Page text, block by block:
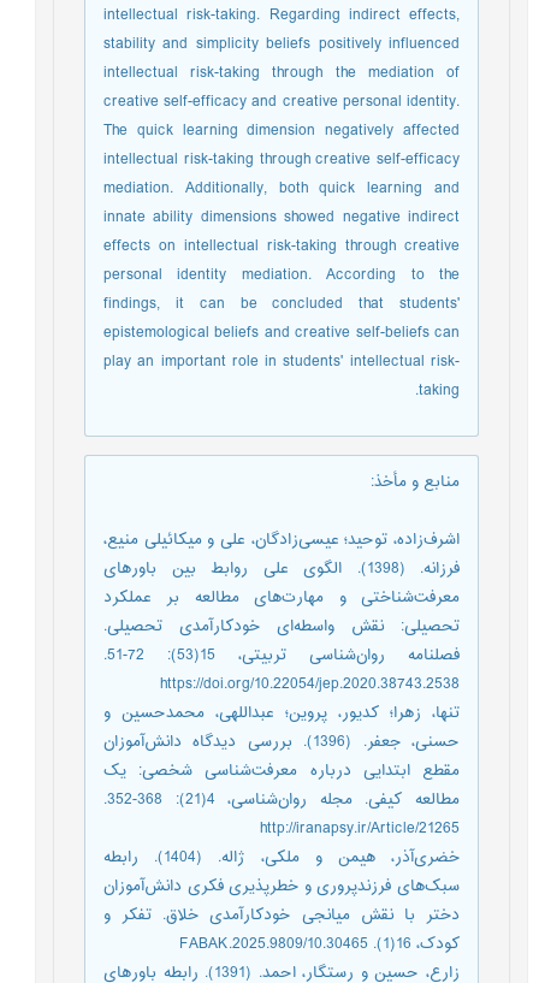
intellectual risk-taking. Regarding indirect effects,
stability and simplicity beliefs positively influenced
intellectual risk-taking through the mediation of
creative self-efficacy and creative personal identity.
The quick learning dimension negatively affected
intellectual risk-taking through creative self-efficacy
mediation. Additionally, both quick learning and
innate ability dimensions showed negative indirect
effects on intellectual risk-taking through creative
personal identity mediation. According to the
findings, it can be concluded that students'
epistemological beliefs and creative self-beliefs can
play an important role in students' intellectual risk-
taking.
منابع و مأخذ:
اشرف‌‌زاده، توحید؛ عیسی‌‌زادگان، علی و میکائیلی منیع،
فرزانه. (1398). الگوی علی روابط بین باورهای
معرفت‌شناختی و مهارت‌های مطالعه بر عملکرد
تحصیلی: نقش واسطه‌ای خودکارآمدی تحصیلی.
فصلنامه ‌روان‌شناسی تربیتی، 15(53): 72-51.
https://doi.org/10.22054/jep.2020.38743.2538
تنها، زهرا؛ کدیور، پروین؛ عبداللهی، محمدحسین و
حسنی، جعفر. (1396). بررسی دیدگاه دانش‌‌آموزان
مقطع ابتدایی درباره معرفت‌‌شناسی شخصی: یک
مطالعه کیفی. مجله ‌روان‌شناسی، 4(21): 368-352.
http://iranapsy.ir/Article/21265
خضر‌‌ی‌‌آذر، هیمن و ملکی، ژاله. (1404). رابطه
سبک‌‌های فرزندپروری و خطرپذیری فکری دانش‌‌آموزان
دختر با نقش میانجی خودکارآمدی خلاق. تفکر و
کودک، 16(1). 10.30465/FABAK.2025.9809
زارع، حسین و رستگار، احمد. (1391). رابطه باورهای